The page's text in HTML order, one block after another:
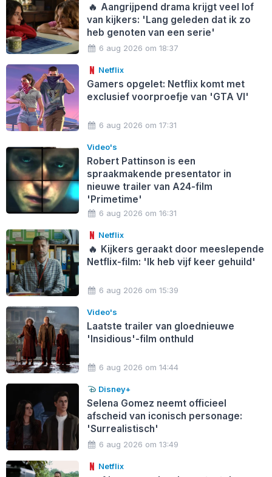
🔥 Aangrijpend drama krijgt veel lof
van kijkers: 'Lang geleden dat ik zo
heb genoten van een serie'
6 aug 2026 om 18:37
Netflix
Gamers opgelet: Netflix komt met
exclusief voorproefje van 'GTA VI'
6 aug 2026 om 17:31
Video's
Robert Pattinson is een
spraakmakende presentator in
nieuwe trailer van A24-film
'Primetime'
6 aug 2026 om 16:31
Netflix
🔥 Kijkers geraakt door meeslepende
Netflix-film: 'Ik heb vijf keer gehuild'
6 aug 2026 om 15:39
Video's
Laatste trailer van gloednieuwe
'Insidious'-film onthuld
6 aug 2026 om 14:44
Disney+
Selena Gomez neemt officieel
afscheid van iconisch personage:
'Surrealistisch'
6 aug 2026 om 13:49
Netflix